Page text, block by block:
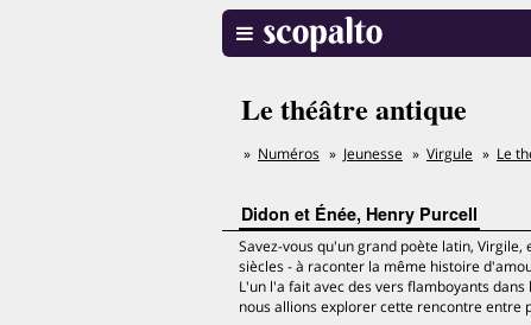
Le théâtre antique
Numéros Jeunesse Virgule Le
Didon et Énée, Henry Purcell
Savez-vous qu'un grand poète latin,
siècles - à raconter la même histoire
L'un l'a fait avec des vers flamboyants
nous allions explorer cette rencontre entre